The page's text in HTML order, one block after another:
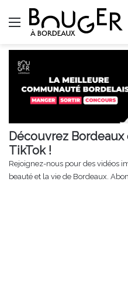
Menu
Découvrez
TikTok !
Rejoignez-nous pour des vidéos
beauté et la vie de Bordeaux.